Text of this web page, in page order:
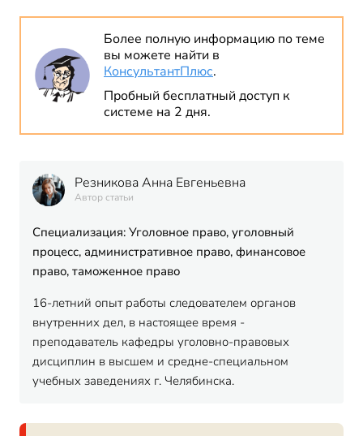
Более полную информацию по теме
вы можете найти в
КонсультантПлюс.
Пробный бесплатный доступ к
системе на 2 дня.
Резникова Анна Евгеньевна
Автор статьи
Специализация: Уголовное право, уголовный
процесс, административное право, финансовое
право, таможенное право
16-летний опыт работы следователем органов
внутренних дел, в настоящее время -
преподаватель кафедры уголовно-правовых
дисциплин в высшем и средне-специальном
учебных заведениях г. Челябинска.